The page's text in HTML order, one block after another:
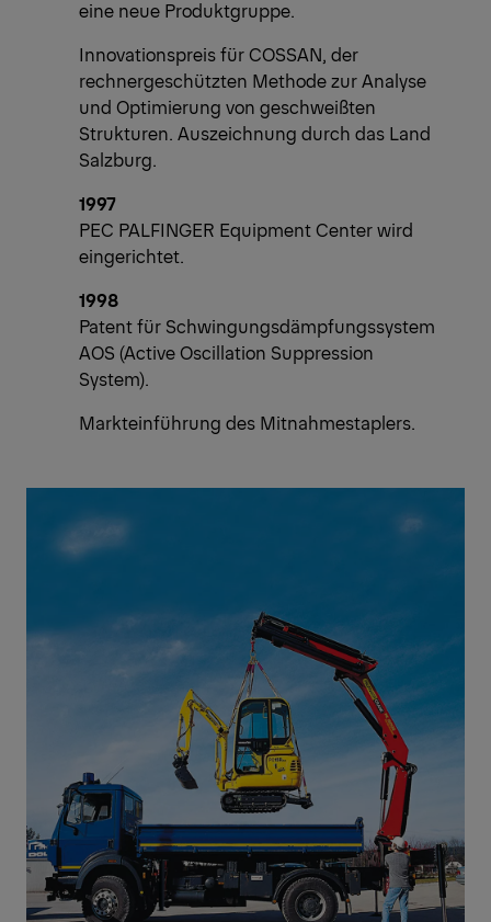
eine neue Produktgruppe.
Innovationspreis für COSSAN, der
rechnergeschützten Methode zur Analyse
und Optimierung von geschweißten
Strukturen. Auszeichnung durch das Land
Salzburg.
1997
PEC PALFINGER Equipment Center wird
eingerichtet.
1998
Patent für Schwingungsdämpfungssystem
AOS (Active Oscillation Suppression
System).
Markteinführung des Mitnahmestaplers.